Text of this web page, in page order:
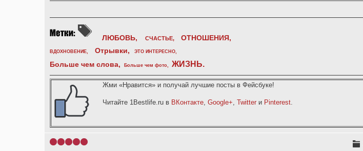
ЛЮБОВЬ, СЧАСТЬЕ, ОТНОШЕНИЯ,
ВДОХНОВЕНИЕ, Отрывки, ЭТО ИНТЕРЕСНО,
Больше чем слова, Больше чем фото, ЖИЗНЬ.
Жми «Нравится» и получай лучшие посты в Фейсбуке!
Читайте 1Bestlife.ru в ВКонтакте, Google+, Twitter и Pinterest.
1 2 3 4